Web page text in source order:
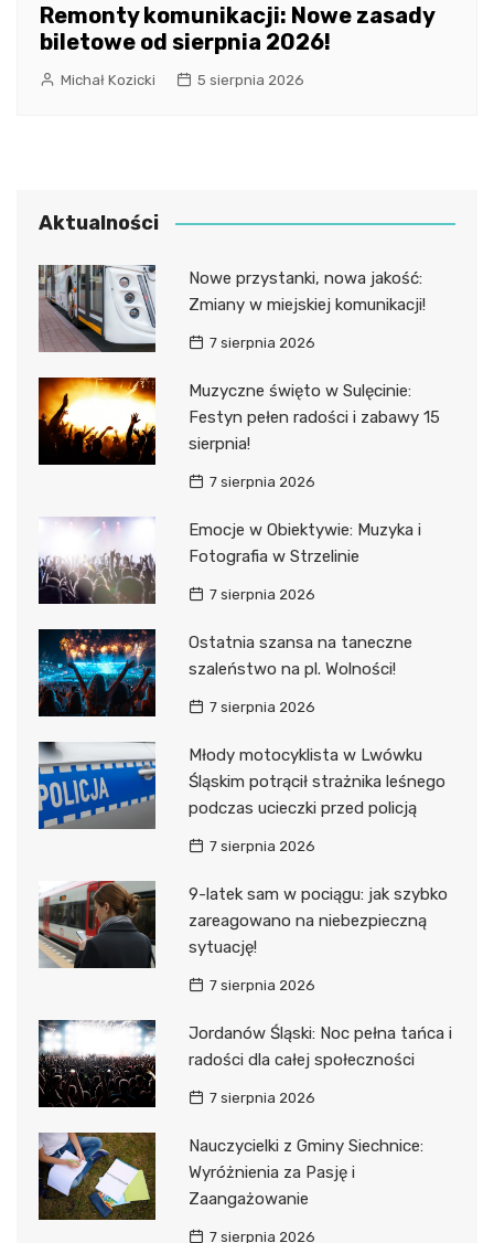
Remonty komunikacji: Nowe zasady
biletowe od sierpnia 2026!
Michał Kozicki 5 sierpnia 2026
Aktualności
Nowe przystanki, nowa jakość:
Zmiany w miejskiej komunikacji!
7 sierpnia 2026
Muzyczne święto w Sulęcinie:
Festyn pełen radości i zabawy 15
sierpnia!
7 sierpnia 2026
Emocje w Obiektywie: Muzyka i
Fotografia w Strzelinie
7 sierpnia 2026
Ostatnia szansa na taneczne
szaleństwo na pl. Wolności!
7 sierpnia 2026
Młody motocyklista w Lwówku
Śląskim potrącił strażnika leśnego
podczas ucieczki przed policją
7 sierpnia 2026
9-latek sam w pociągu: jak szybko
zareagowano na niebezpieczną
sytuację!
7 sierpnia 2026
Jordanów Śląski: Noc pełna tańca i
radości dla całej społeczności
7 sierpnia 2026
Nauczycielki z Gminy Siechnice:
Wyróżnienia za Pasję i
Zaangażowanie
7 sierpnia 2026